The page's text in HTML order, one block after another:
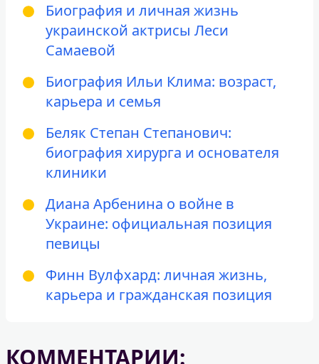
Биография и личная жизнь
украинской актрисы Леси
Самаевой
Биография Ильи Клима: возраст,
карьера и семья
Беляк Степан Степанович:
биография хирурга и основателя
клиники
Диана Арбенина о войне в
Украине: официальная позиция
певицы
Финн Вулфхард: личная жизнь,
карьера и гражданская позиция
КОММЕНТАРИИ: